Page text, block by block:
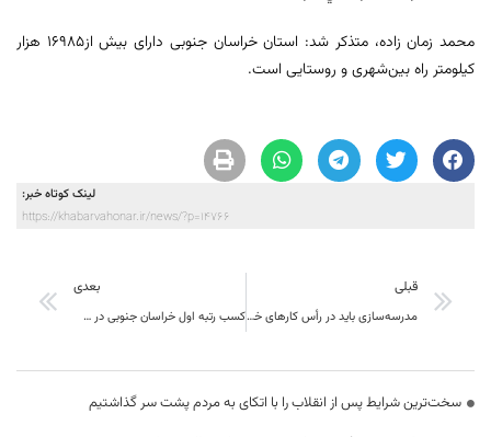
محمد زمان زاده، متذکر شد: استان خراسان جنوبی دارای بیش از16985 هزار
کیلومتر راه بین‌شهری و روستایی است.
لینک کوتاه خبر:
https://khabarvahonar.ir/news/?p=14766
قبلی
مدرسه‌سازی باید در رأس کارهای خیر قرار بگیرد
بعدی
کسب رتبه اول خراسان جنوبی در صدور پروانه بهره‌برداری معدنی در کشور
سخت‌ترین شرایط پس از انقلاب را با اتکای به مردم پشت سر گذاشتیم